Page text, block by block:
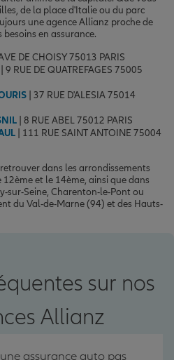
de la place d'Italie ou du parc
une agence Allianz proche de
en assurance.
DE CHOISY 75013 PARIS
| 9 RUE DE QUATREFAGES 75005
| 37 RUE D'ALESIA 75014
| 8 RUE ABEL 75012 PARIS
| 111 RUE SAINT ANTOINE 75004
dans les arrondissements
et le 14ème, ainsi que dans
sur-Seine, Charenton-le-Pont ou
du Val-de-Marne (94) et des Hauts-
sur nos
Allianz
assurance auto pas